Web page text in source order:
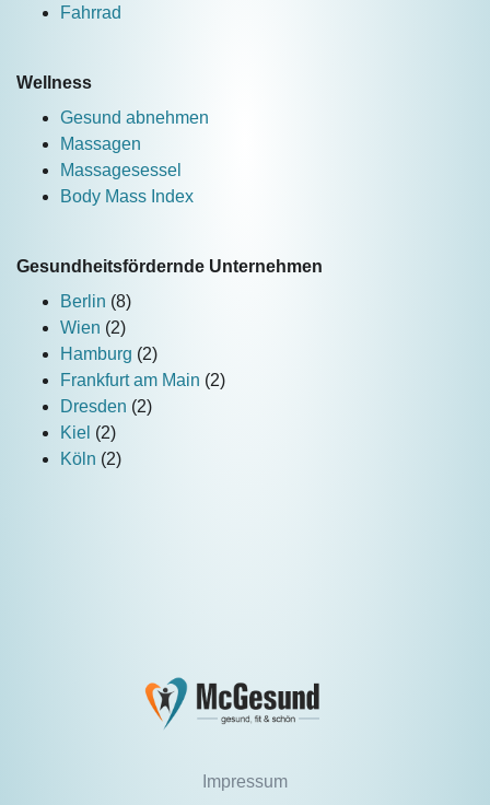
Fahrrad
Wellness
Gesund abnehmen
Massagen
Massagesessel
Body Mass Index
Gesundheitsfördernde Unternehmen
Berlin (8)
Wien (2)
Hamburg (2)
Frankfurt am Main (2)
Dresden (2)
Kiel (2)
Köln (2)
Impressum